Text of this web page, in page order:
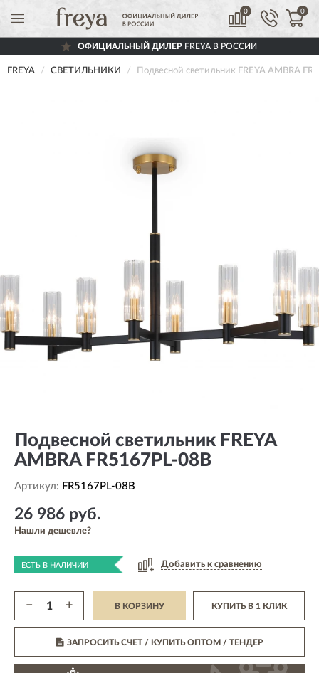
0 0
ОФИЦИАЛЬНЫЙ ДИЛЕРFREYA В РОССИИ
FREYA СВЕТИЛЬНИКИ Подвесной светильник FREYA AMBRA
Подвесной светильник FREYA
AMBRA FR5167PL-08B
Артикул: FR5167PL-08B
26 986 руб.
Нашли дешевле?
ЕСТЬ В НАЛИЧИИ Добавить к сравнению
− + В КОРЗИНУ КУПИТЬ В 1 КЛИК
ЗАПРОСИТЬ СЧЕТ / КУПИТЬ ОПТОМ/ ТЕНДЕР